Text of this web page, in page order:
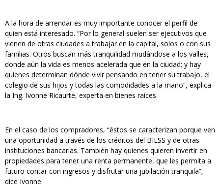
A la hora de arrendar es muy importante conocer el perfil de
quien está interesado. “Por lo general suelen ser ejecutivos que
vienen de otras ciudades a trabajar en la capital, solos o con sus
familias. Otros buscan más tranquilidad mudándose a los valles,
donde aún la vida es menos acelerada que en la ciudad; y hay
quienes determinan dónde vivir pensando en tener su trabajo, el
colegio de sus hijos y todas las comodidades a la mano”, explica
la Ing. Ivonne Ricaurte, experta en bienes raíces.
En el caso de los compradores, “éstos se caracterizan porque ven
una oportunidad a través de los créditos del BIESS y de otras
instituciones bancarias. También hay quienes quieren invertir en
propiedades para tener una renta permanente, que les permita a
futuro contar con ingresos y disfrutar una jubilación tranquila”,
dice Ivonne.